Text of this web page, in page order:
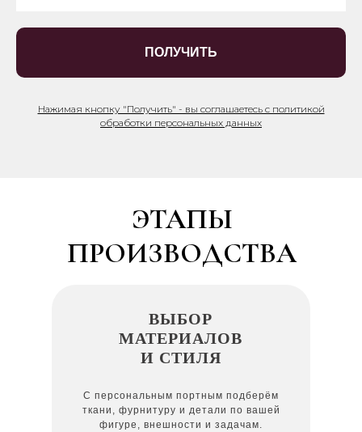
ПОЛУЧИТЬ
Нажимая кнопку "Получить" - вы соглашаетесь с политикой
обработки персональных данных
С персональным портным подберём
ткани, фурнитуру и детали по вашей
фигуре, внешности и задачам.
ВЫБОР
МАТЕРИАЛОВ
И СТИЛЯ
ЭТАПЫ
ПРОИЗВОДСТВА